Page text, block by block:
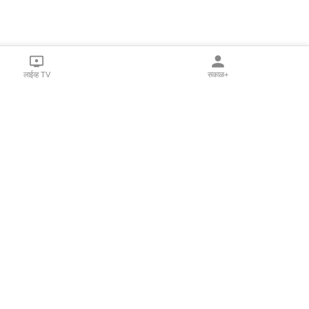
लाईव्ह TV सकाळ+